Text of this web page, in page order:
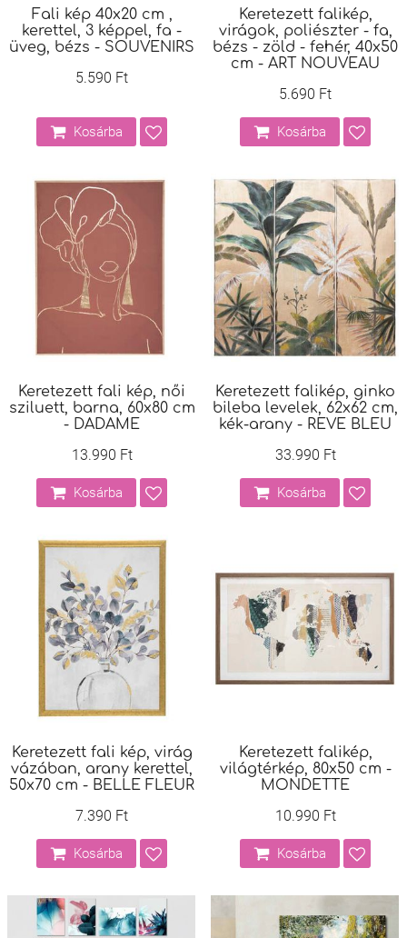
Fali kép 40x20 cm ,
kerettel, 3 képpel, fa -
üveg, bézs - SOUVENIRS
5.590 Ft
Kosárba
Keretezett falikép,
virágok, poliészter - fa,
bézs - zöld - fehér, 40x50
cm - ART NOUVEAU
5.690 Ft
Kosárba
Keretezett fali kép, női
sziluett, barna, 60x80 cm
- DADAME
13.990 Ft
Kosárba
Keretezett falikép, ginko
bileba levelek, 62x62 cm,
kék-arany - REVE BLEU
33.990 Ft
Kosárba
Keretezett fali kép, virág
vázában, arany kerettel,
50x70 cm - BELLE FLEUR
7.390 Ft
Kosárba
Keretezett falikép,
világtérkép, 80x50 cm -
MONDETTE
10.990 Ft
Kosárba